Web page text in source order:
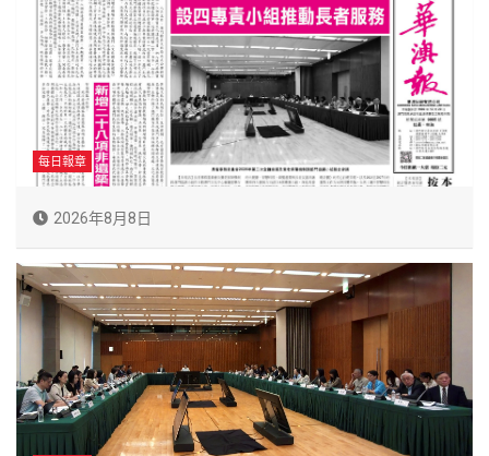
每日報章
2026年8月8日